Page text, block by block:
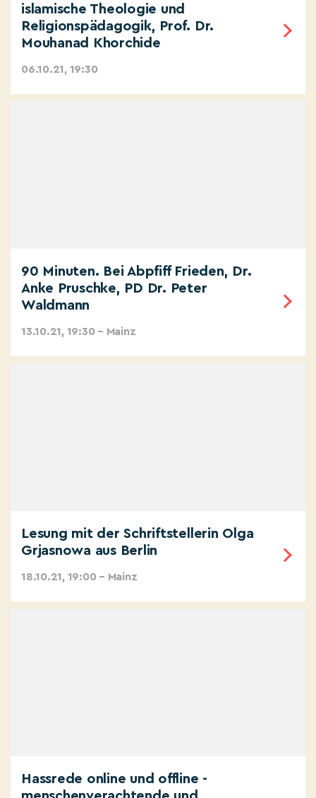
islamische Theologie und
Religionspädagogik, Prof. Dr.
Mouhanad Khorchide
06.10.21, 19:30
90 Minuten. Bei Abpfiff Frieden, Dr.
Anke Pruschke, PD Dr. Peter
Waldmann
13.10.21, 19:30 – Mainz
Lesung mit der Schriftstellerin Olga
Grjasnowa aus Berlin
18.10.21, 19:00 – Mainz
Hassrede online und offline -